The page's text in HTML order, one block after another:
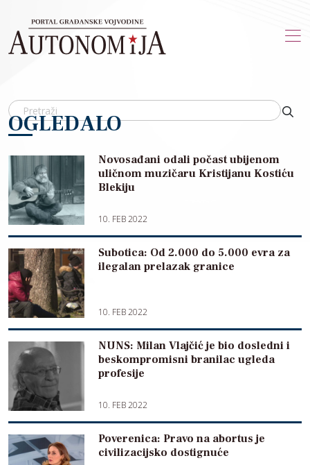
OGLEDALO
Novosađani odali počast ubijenom
uličnom muzičaru Kristijanu Kostiću
Blekiju
10. FEB 2022
Subotica: Od 2.000 do 5.000 evra za
ilegalan prelazak granice
10. FEB 2022
NUNS: Milan Vlajčić je bio dosledni i
beskompromisni branilac ugleda
profesije
10. FEB 2022
Poverenica: Pravo na abortus je
civilizacijsko dostignuće